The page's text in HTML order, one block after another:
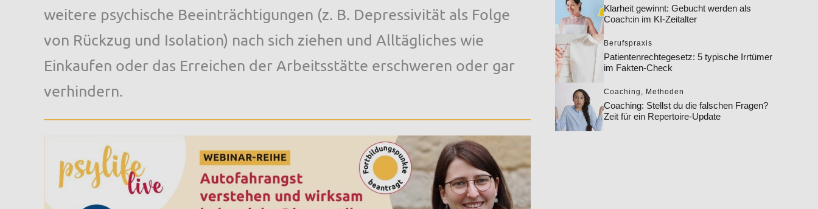
weitere psychische Beeinträchtigungen (z. B. Depressivität als Folge
von Rückzug und Isolation) nach sich ziehen und Alltägliches wie
Einkaufen oder das Erreichen der Arbeitsstätte erschweren oder gar
verhindern.
Klarheit gewinnt: Gebucht werden als
Coach:in im KI-Zeitalter
Berufspraxis
Patientenrechtegesetz: 5 typische Irrtümer
im Fakten-Check
Coaching , Methoden
Coaching: Stellst du die falschen Fragen?
Zeit für ein Repertoire-Update